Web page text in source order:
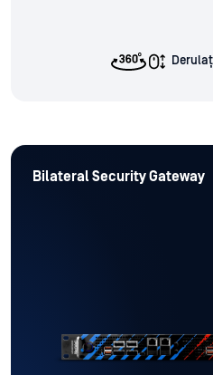
Bilateral Security Gateway